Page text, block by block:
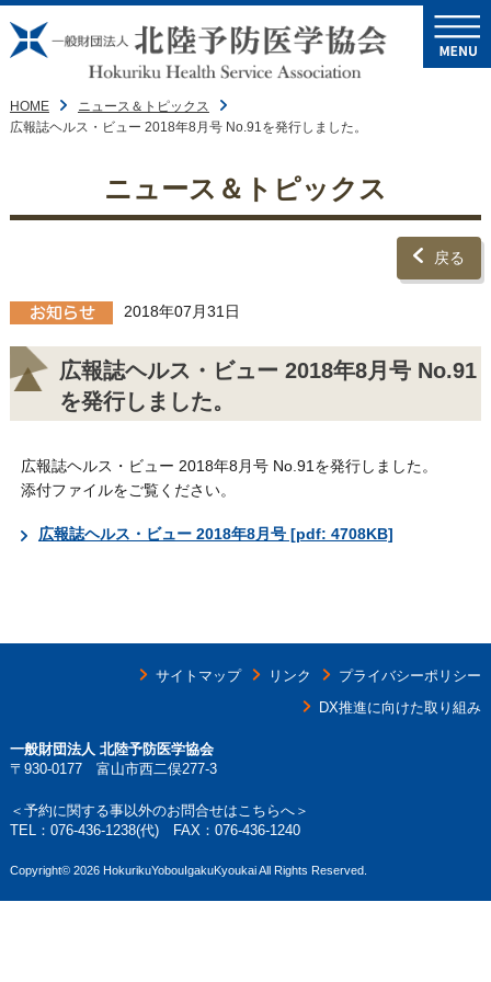
HOME
ニュース＆トピックス
広報誌ヘルス・ビュー 2018年8月号 No.91を発行しました。
ニュース＆トピックス
戻る
2018年07月31日
広報誌ヘルス・ビュー 2018年8月号 No.91
を発行しました。
広報誌ヘルス・ビュー 2018年8月号 No.91を発行しました。
添付ファイルをご覧ください。
広報誌ヘルス・ビュー 2018年8月号 [pdf: 4708KB]
サイトマップ リンク
プライバシーポリシー
DX推進に向けた取り組み
一般財団法人 北陸予防医学協会
〒930-0177 富山市西二俣277-3
＜予約に関する事以外のお問合せはこちらへ＞
TEL： 076-436-1238(代) FAX：076-436-1240
Copyright© 2026 HokurikuYobouIgakuKyoukai All Rights Reserved.